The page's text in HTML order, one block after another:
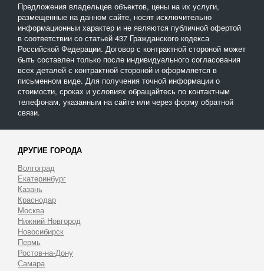
Предложения владельцев объектов, цены на их услуги,
размещенные на данном сайте, носят исключительно
информационныи характер и не являются публичной офертой
в соответствии со статьей 437 Гражданского кодекса
Российской Федерации. Договор с контрактной стороной может
быть составлен только после индивидуального согласования
всех деталей с контрактной стороной и оформляется в
письменном виде. Для получения точной информации о
стоимости, сроках и условиях обращайтесь по контактным
телефонам, указанным на сайте или через форму обратной
связи.
ДРУГИЕ ГОРОДА
Волгоград
Екатеринбург
Казань
Краснодар
Москва
Нижний Новгород
Новосибирск
Пермь
Ростов-на-Дону
Самара